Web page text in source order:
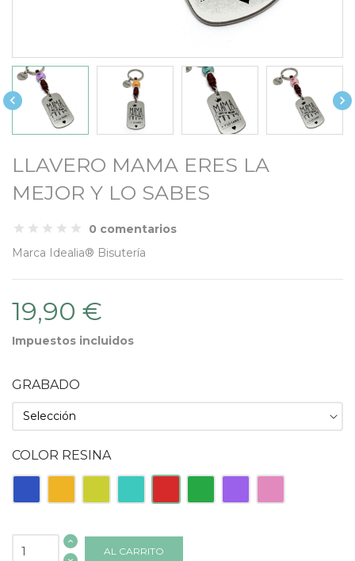
 
LLAVERO MAMA ERES LA
MEJOR Y LO SABES
0 comentarios
Marca Idealia® Bisutería
19,90 €
Impuestos incluidos
GRABADO
COLOR RESINA
Naranja PistachoTurquesa Verde Morado
AL CARRITO